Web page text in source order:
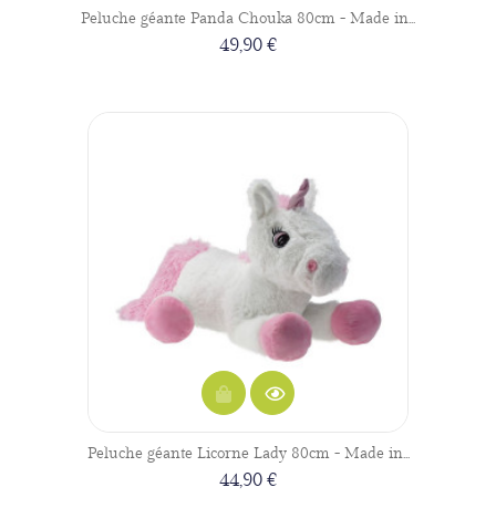
Peluche géante Panda Chouka 80cm - Made in...
49,90 €
Peluche géante Licorne Lady 80cm - Made in...
44,90 €